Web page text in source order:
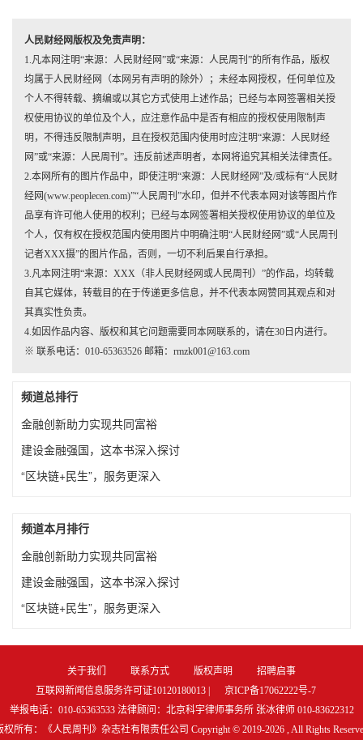
人民财经网版权及免责声明：
1.凡本网注明“来源：人民财经网”或“来源：人民周刊”的所有作品，版权
均属于人民财经网（本网另有声明的除外）；未经本网授权，任何单位及
个人不得转载、摘编或以其它方式使用上述作品；已经与本网签署相关授
权使用协议的单位及个人，应注意作品中是否有相应的授权使用限制声
明，不得违反限制声明，且在授权范围内使用时应注明“来源：人民财经
网”或“来源：人民周刊”。违反前述声明者，本网将追究其相关法律责任。
2.本网所有的图片作品中，即使注明“来源：人民财经网”及/或标有“人民财
经网(www.peoplecen.com)”“人民周刊”水印，但并不代表本网对该等图片作
品享有许可他人使用的权利；已经与本网签署相关授权使用协议的单位及
个人，仅有权在授权范围内使用图片中明确注明“人民财经网”或“人民周刊
记者XXX摄”的图片作品，否则，一切不利后果自行承担。
3.凡本网注明“来源：XXX（非人民财经网或人民周刊）”的作品，均转载
自其它媒体，转载目的在于传递更多信息，并不代表本网赞同其观点和对
其真实性负责。
4.如因作品内容、版权和其它问题需要同本网联系的，请在30日内进行。
※ 联系电话：010-65363526 邮箱：rmzk001@163.com
频道总排行
金融创新助力实现共同富裕
建设金融强国，这本书深入探讨
“区块链+民生”，服务更深入
频道本月排行
金融创新助力实现共同富裕
建设金融强国，这本书深入探讨
“区块链+民生”，服务更深入
关于我们 联系方式 版权声明
招聘启事
互联网新闻信息服务许可证10120180013 |
京ICP备17062222号-7
举报电话：010-65363533 法律顾问：北京科宇律师事务所 张冰律师 010-83622312
权所有：《人民周刊》杂志社有限责任公司 Copyright © 2019-2026 , All Rights